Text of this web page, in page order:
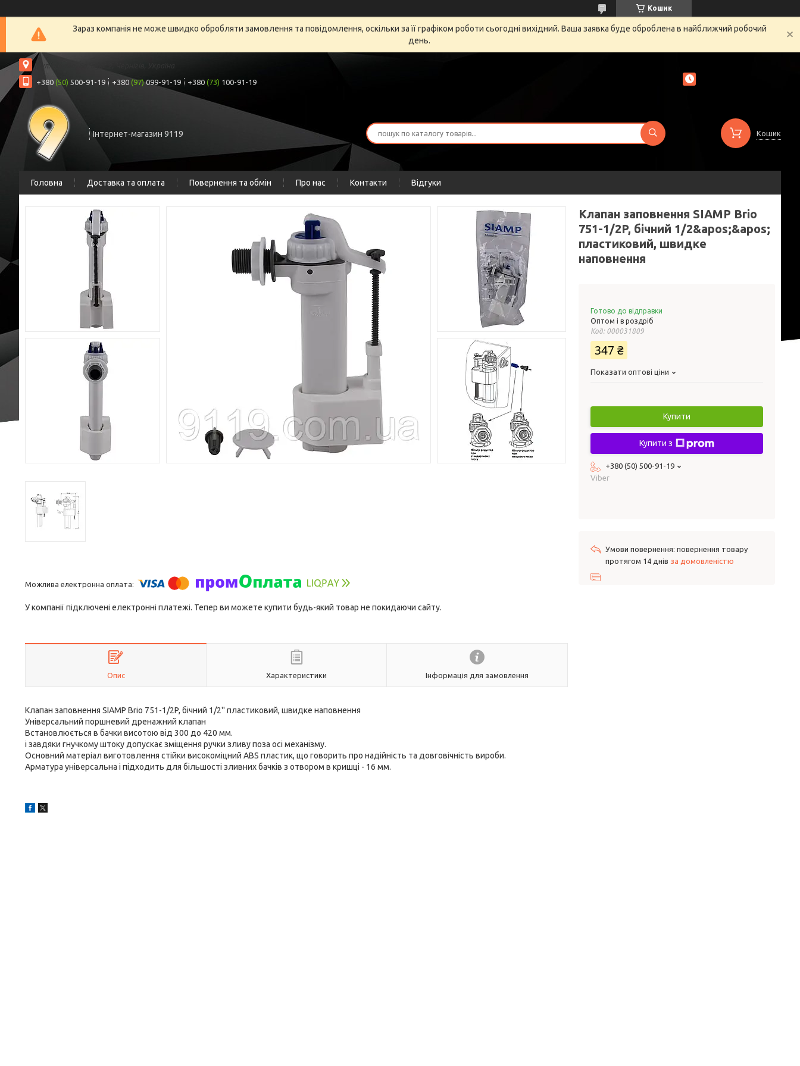
Кошик
Зараз компанія не може швидко обробляти замовлення та повідомлення, оскільки за її графіком роботи сьогодні вихідний. Ваша заявка буде оброблена в найближчий робочий
день.
вул. Шрага, 6а, офіс 2, Чернігів, Україна
+380 (50) 500-91-19 +380 (97)099-91-19 +380 (73) 100-91-19
Інтернет-магазин 9119 Кошик
Головна Доставка та оплата Повернення та обмін Про нас Контакти Відгуки
У компанії підключені електронні платежі. Тепер ви можете купити будь-який товар не покидаючи сайту.
Опис Характеристики Інформація для замовлення
Клапан заповнення SIAMP Brio 751-1/2P, бічний 1/2'' пластиковий, швидке наповнення
Універсальний поршневий дренажний клапан
Встановлюється в бачки висотою від 300 до 420 мм.
і завдяки гнучкому штоку допускає зміщення ручки зливу поза осі механізму.
Основний матеріал виготовлення стійки високоміцний ABS пластик, що говорить про надійність та довговічність вироби.
Арматура універсальна і підходить для більшості зливних бачків з отвором в кришці - 16 мм.
Клапан заповнення SIAMP Brio
751-1/2P, бічний 1/2&apos;&apos;
пластиковий, швидке
наповнення
Готово до відправки
Оптом і в роздріб
Код: 000031809
347 ₴
Показати оптові ціни
Купити
Купити з
+380 (50) 500-91-19
Viber
повернення товару
протягом 14 днів за домовленістю